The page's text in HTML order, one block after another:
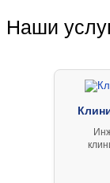
Наши